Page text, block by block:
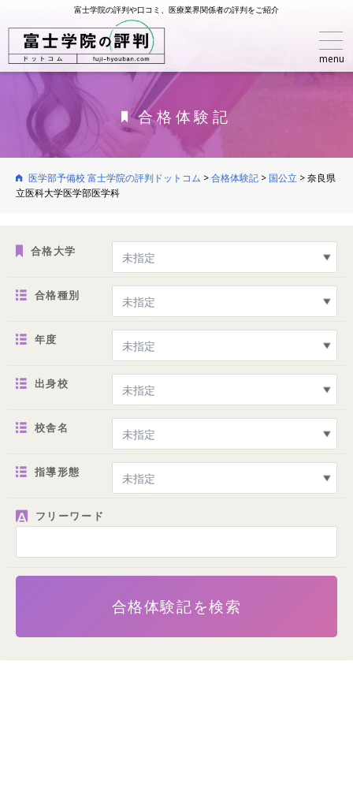
富士学院の評判や口コミ、医療業界関係者の評判をご紹介
menu
合格体験記
医学部予備校 富士学院の評判ドットコム >合格体験記 > 国公立 >奈良県
立医科大学医学部医学科
合格大学
合格種別
年度
出身校
校舎名
指導形態
フリーワード